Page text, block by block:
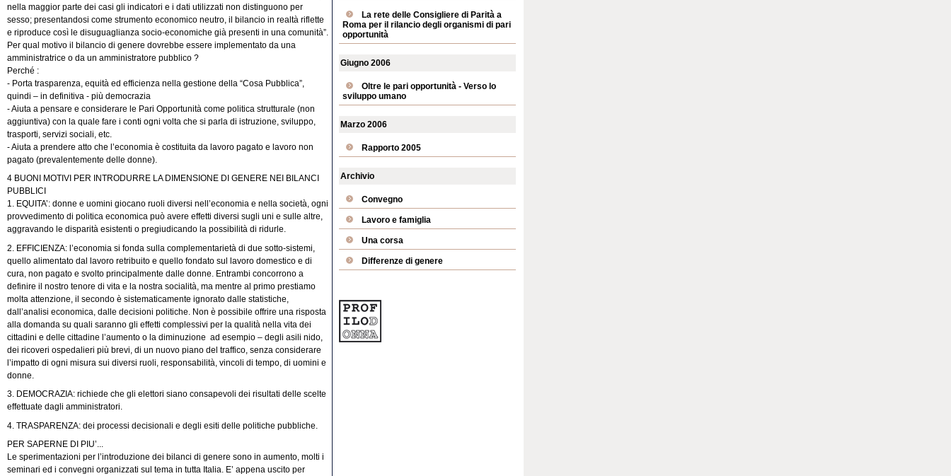
nella maggior parte dei casi gli indicatori e i dati utilizzati non distinguono per
sesso; presentandosi come strumento economico neutro, il bilancio in realtà riflette
e riproduce così le disuguaglianza socio-economiche già presenti in una comunità”.
Per qual motivo il bilancio di genere dovrebbe essere implementato da una
amministratrice o da un amministratore pubblico ?
Perché :
- Porta trasparenza, equità ed efficienza nella gestione della “Cosa Pubblica”,
quindi – in definitiva - più democrazia
- Aiuta a pensare e considerare le Pari Opportunità come politica strutturale (non
aggiuntiva) con la quale fare i conti ogni volta che si parla di istruzione, sviluppo,
trasporti, servizi sociali, etc.
- Aiuta a prendere atto che l’economia è costituita da lavoro pagato e lavoro non
pagato (prevalentemente delle donne).
4 BUONI MOTIVI PER INTRODURRE LA DIMENSIONE DI GENERE NEI BILANCI
PUBBLICI
1. EQUITA’: donne e uomini giocano ruoli diversi nell’economia e nella società, ogni
provvedimento di politica economica può avere effetti diversi sugli uni e sulle altre,
aggravando le disparità esistenti o pregiudicando la possibilità di ridurle.
2. EFFICIENZA: l’economia si fonda sulla complementarietà di due sotto-sistemi,
quello alimentato dal lavoro retribuito e quello fondato sul lavoro domestico e di
cura, non pagato e svolto principalmente dalle donne. Entrambi concorrono a
definire il nostro tenore di vita e la nostra socialità, ma mentre al primo prestiamo
molta attenzione, il secondo è sistematicamente ignorato dalle statistiche,
dall’analisi economica, dalle decisioni politiche. Non è possibile offrire una risposta
alla domanda su quali saranno gli effetti complessivi per la qualità nella vita dei
cittadini e delle cittadine l’aumento o la diminuzione ad esempio – degli asili nido,
dei ricoveri ospedalieri più brevi, di un nuovo piano del traffico, senza considerare
l’impatto di ogni misura sui diversi ruoli, responsabilità, vincoli di tempo, di uomini e
donne.
3. DEMOCRAZIA: richiede che gli elettori siano consapevoli dei risultati delle scelte
effettuate dagli amministratori.
4. TRASPARENZA: dei processi decisionali e degli esiti delle politiche pubbliche.
PER SAPERNE DI PIU’...
Le sperimentazioni per l’introduzione dei bilanci di genere sono in aumento, molti i
seminari ed i convegni organizzati sul tema in tutta Italia. E’ appena uscito per
La rete delle Consigliere di Parità a
Roma per il rilancio degli organismi di pari
opportunità
Giugno 2006
Oltre le pari opportunità - Verso lo
sviluppo umano
Marzo 2006
Rapporto 2005
Archivio
Convegno
Lavoro e famiglia
Una corsa
Differenze di genere